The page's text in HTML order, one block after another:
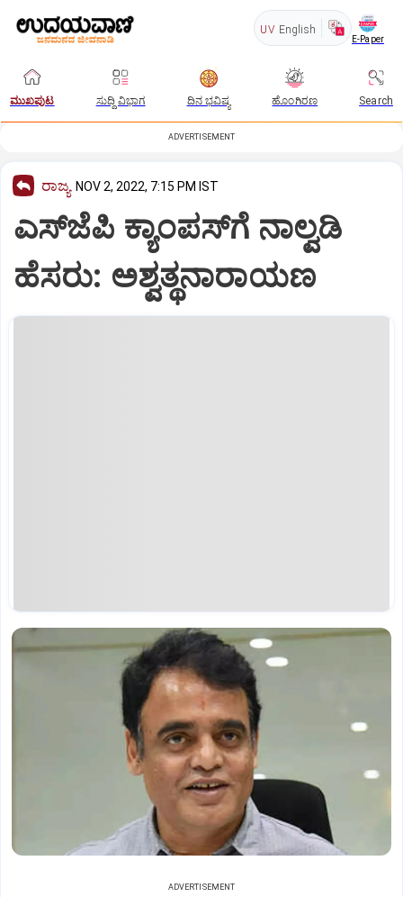
UV English
E-Paper
ಮುಖಪುಟ ಸುದ್ದಿ ವಿಭಾಗ ದಿನ ಭವಿಷ್ಯ ಹೊಂಗಿರಣ Search
ADVERTISEMENT
ರಾಜ್ಯ NOV 2, 2022, 7:15 PM IST
ಎಸ್‌ಜೆಪಿ ಕ್ಯಾಂಪಸ್‌ಗೆ ನಾಲ್ವಡಿ
ಹೆಸರು: ಅಶ್ವತ್ಥನಾರಾಯಣ
ADVERTISEMENT